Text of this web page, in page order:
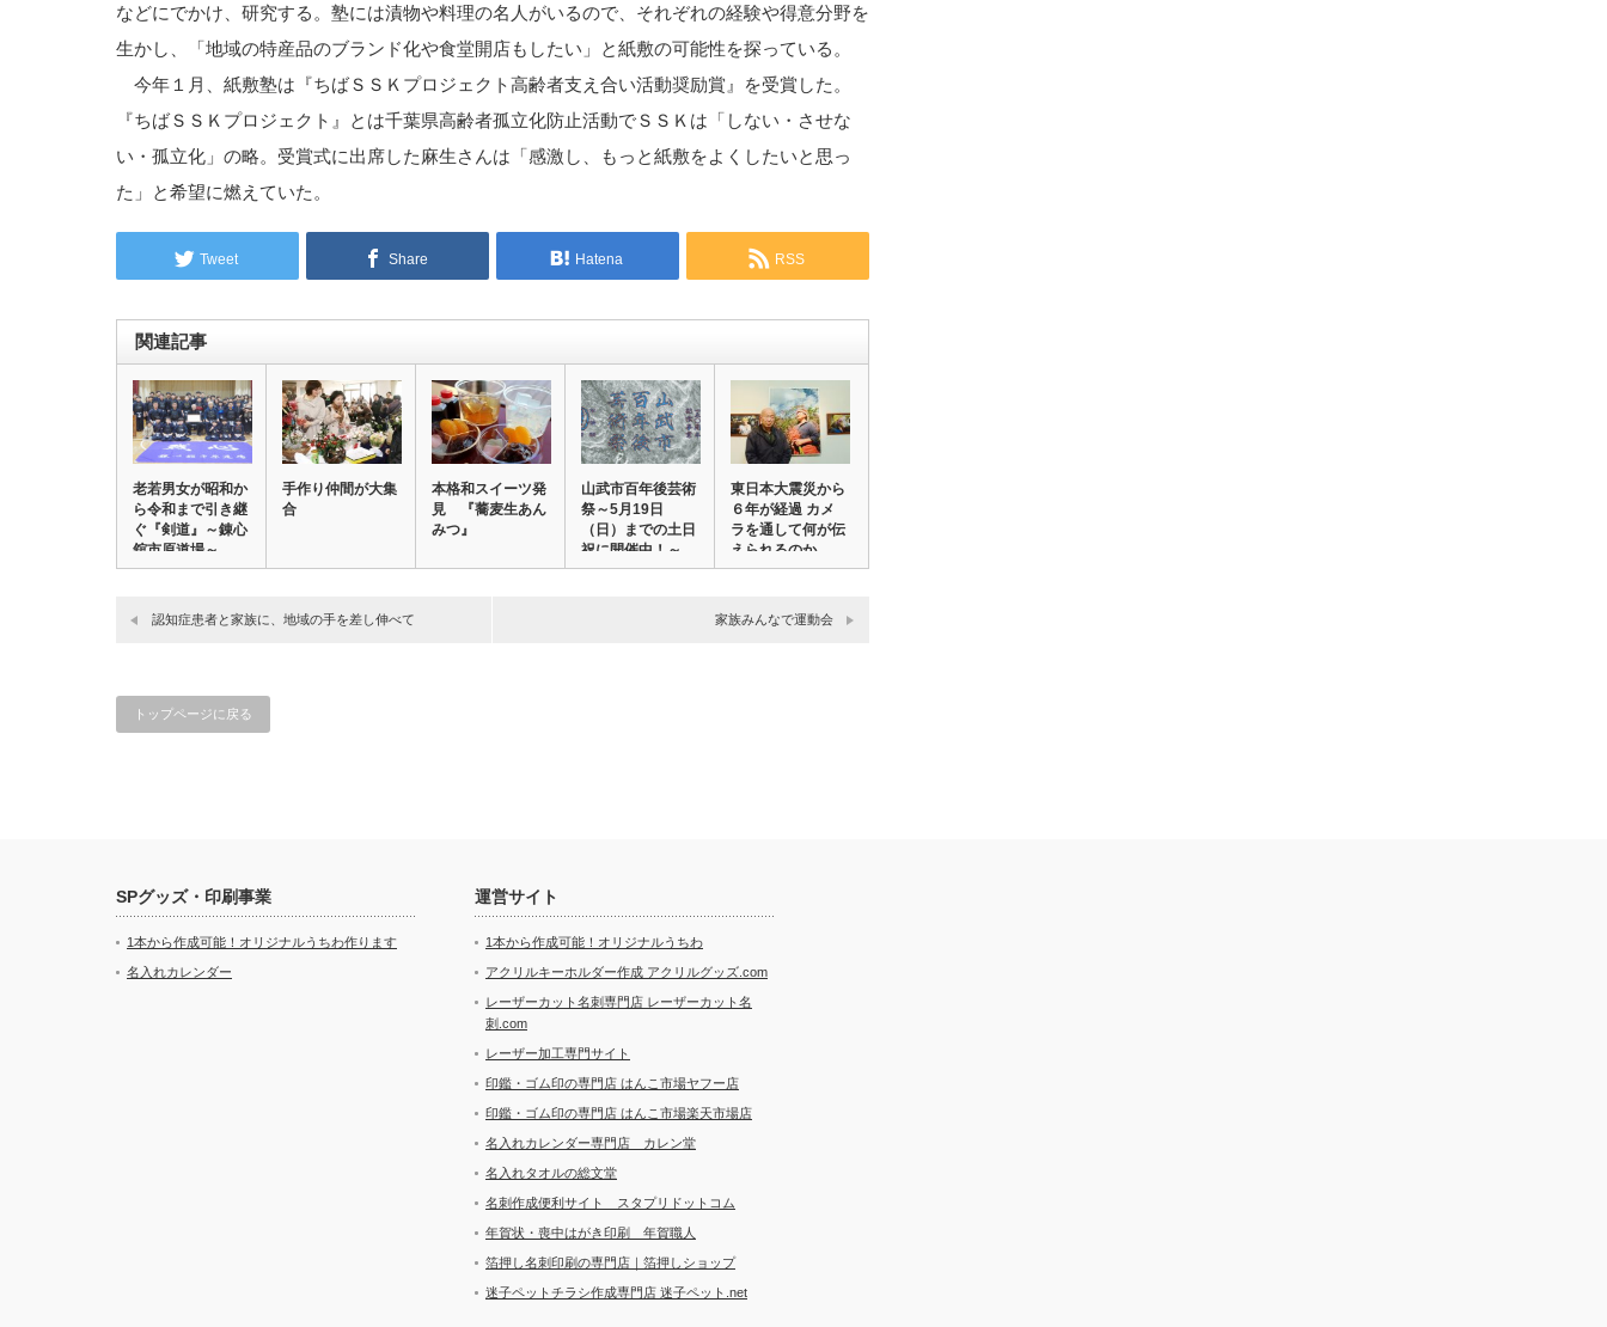
などにでかけ、研究する。塾には漬物や料理の名人がいるので、それぞれの経験や得意分野を
生かし、「地域の特産品のブランド化や食堂開店もしたい」と紙敷の可能性を探っている。
今年１月、紙敷塾は『ちばＳＳＫプロジェクト高齢者支え合い活動奨励賞』を受賞した。
『ちばＳＳＫプロジェクト』とは千葉県高齢者孤立化防止活動でＳＳＫは「しない・させな
い・孤立化」の略。受賞式に出席した麻生さんは「感激し、もっと紙敷をよくしたいと思っ
た」と希望に燃えていた。
Tweet Share Hatena RSS
関連記事
老若男女が昭和か
ら令和まで引き継
ぐ『剣道』～錬心
舘市原道場～
【市…
手作り仲間が大集
合
本格和スイーツ発
見 『蕎麦生あん
みつ』
⼭武市百年後芸術
祭～5月19⽇
（日）までの⼟⽇
祝に開催中！～
【⼭…
東日本大震災から
６年が経過 カメ
ラを通して何が伝
えられるのか
認知症患者と家族に、地域の手を差し伸べて 家族みんなで運動会
トップページに戻る
SPグッズ・印刷事業
1本から作成可能！オリジナルうちわ作ります
名入れカレンダー
運営サイト
1本から作成可能！オリジナルうちわ
アクリルキーホルダー作成 アクリルグッズ.com
レーザーカット名刺専門店 レーザーカット名
刺.com
レーザー加工専門サイト
印鑑・ゴム印の専門店 はんこ市場ヤフー店
印鑑・ゴム印の専門店 はんこ市場楽天市場店
名入れカレンダー専門店 カレン堂
名入れタオルの総文堂
名刺作成便利サイト スタプリドットコム
年賀状・喪中はがき印刷 年賀職人
箔押し名刺印刷の専門店｜箔押しショップ
迷子ペットチラシ作成専門店 迷子ペット.net